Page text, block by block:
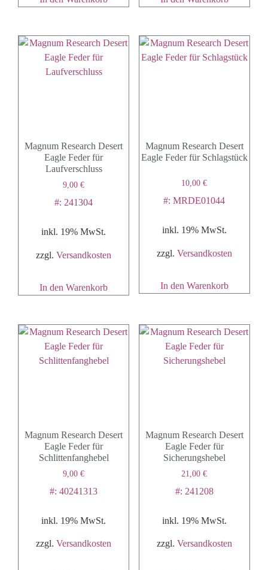
Magnum Research Desert
Eagle Feder für
Laufverschluss
9,00€
#: 241304
inkl. 19% MwSt.
zzgl.Versandkosten
In den Warenkorb
Magnum Research Desert
Eagle Feder für Schlagstück
10,00€
#: MRDE01044
inkl. 19% MwSt.
zzgl. Versandkosten
In den Warenkorb
Magnum Research Desert
Eagle Feder für
Schlittenfanghebel
9,00€
#: 40241313
inkl. 19% MwSt.
zzgl.Versandkosten
Magnum Research Desert
Eagle Feder für
Sicherungshebel
21,00€
#: 241208
inkl. 19% MwSt.
zzgl. Versandkosten